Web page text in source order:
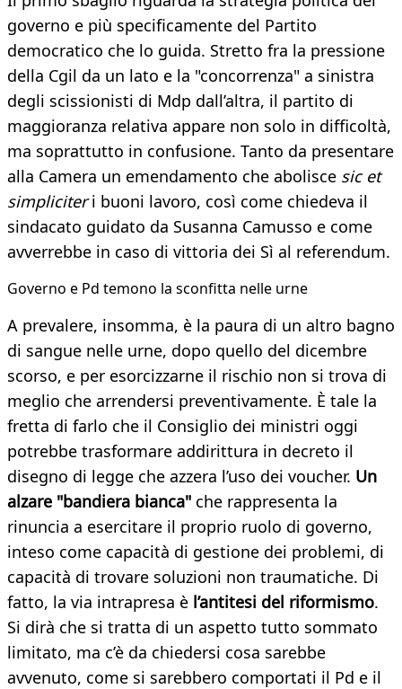
governo e più specificamente del Partito
democratico che lo guida. Stretto fra la pressione
della Cgil da un lato e la "concorrenza" a sinistra
degli scissionisti di Mdp dall’altra, il partito di
maggioranza relativa appare non solo in difficoltà,
ma soprattutto in confusione. Tanto da presentare
alla Camera un emendamento che abolisce sic et
simpliciteri buoni lavoro, così come chiedeva il
sindacato guidato da Susanna Camusso e come
avverrebbe in caso di vittoria dei Sì al referendum.
Governo e Pd temono la sconfitta nelle urne
A prevalere, insomma, è la paura di un altro bagno
di sangue nelle urne, dopo quello del dicembre
scorso, e per esorcizzarne il rischio non si trova di
meglio che arrendersi preventivamente. È tale la
fretta di farlo che il Consiglio dei ministri oggi
potrebbe trasformare addirittura in decreto il
disegno di legge che azzera l’uso dei voucher. Un
alzare "bandiera bianca" che rappresenta la
rinuncia a esercitare il proprio ruolo di governo,
inteso come capacità di gestione dei problemi, di
capacità di trovare soluzioni non traumatiche. Di
fatto, la via intrapresa è l’antitesi del riformismo.
Si dirà che si tratta di un aspetto tutto sommato
limitato, ma c’è da chiedersi cosa sarebbe
avvenuto, come si sarebbero comportati il Pd e il